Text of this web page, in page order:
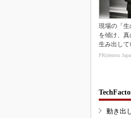
現場の「
を傾け、
生み出して
PR(dentsu
動き出